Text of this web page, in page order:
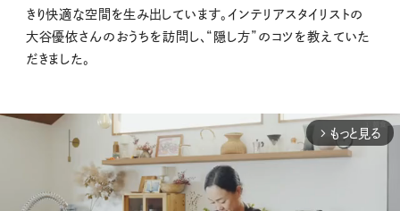
きり快適な空間を生み出しています。インテリアスタイリストの
大谷優依さんのおうちを訪問し、“隠し方”のコツを教えていた
だきました。
arrow_forward_ios もっと見る